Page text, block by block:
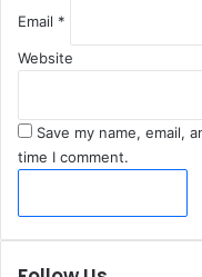
Email *
Website
Save my name, email,
time I comment.